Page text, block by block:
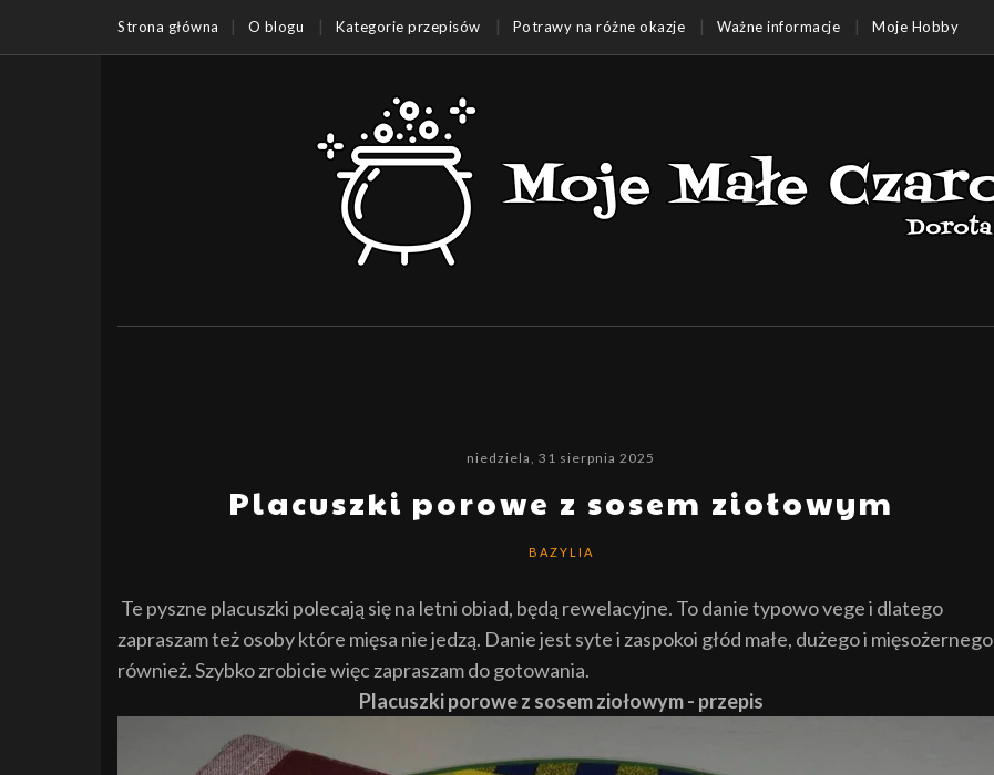
Strona główna O blogu Kategorie przepisów Potrawy na różne okazje Ważne informacje Moje Hobby
niedziela, 31 sierpnia 2025
Placuszki porowe z sosem ziołowym
BAZYLIA
Te pyszne placuszki polecają się na letni obiad, będą rewelacyjne. To danie typowo vege i dlatego
zapraszam też osoby które mięsa nie jedzą. Danie jest syte i zaspokoi głód małe, dużego i mięsożernego
również. Szybko zrobicie więc zapraszam do gotowania.
Placuszki porowe z sosem ziołowym - przepis